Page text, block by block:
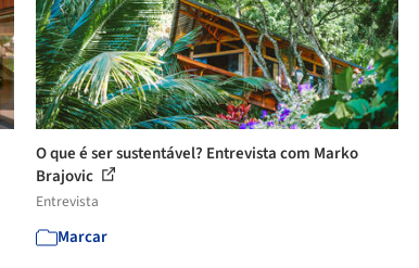
O que é ser sustentável? Entrevista com Marko
Brajovic
Entrevista
Marcar